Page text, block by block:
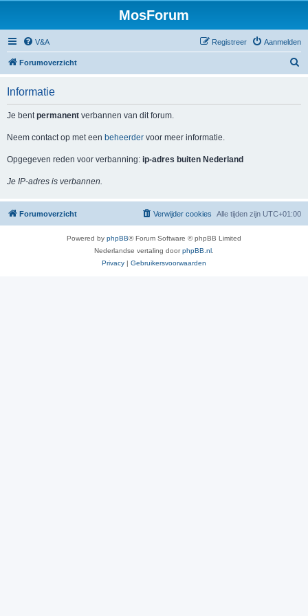
MosForum
V&A Aanmelden
Registreer
Forumoverzicht
Informatie
Je bentpermanent verbannen van dit forum.
Neem contact op met een beheerder voor meer informatie.
Opgegeven reden voor verbanning: ip-adres buiten Nederland
Je IP-adres is verbannen.
Forumoverzicht Alle tijden zijn UTC+01:00
Verwijder cookies
Powered by phpBB® Forum Software © phpBB Limited
Nederlandse vertaling doorphpBB.nl
Privacy | Gebruikersvoorwaarden